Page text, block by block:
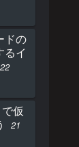
ドの
るイ
22
仮
21